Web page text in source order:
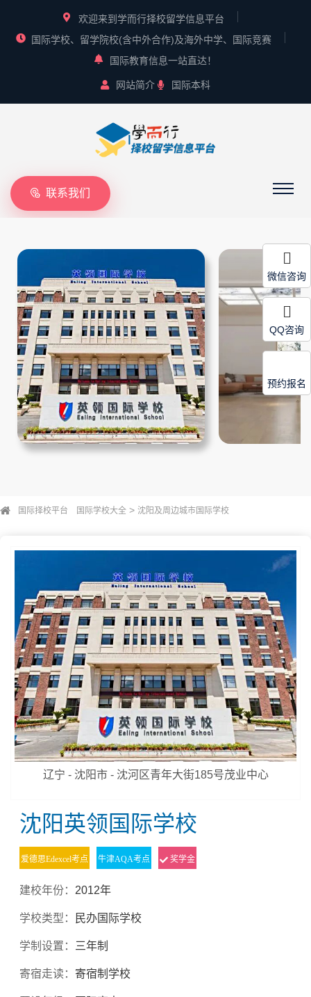
欢迎来到学而行择校留学信息平台
国际学校、留学院校(含中外合作)及海外中学、国际竞赛
国际教育信息一站直达！
网站简介 国际本科
联系我们
国际择校平台 国际学校大全 > 沈阳及周边城市国际学校
辽宁 - 沈阳市 - 沈河区青年大街185号茂业中心
沈阳英领国际学校
爱德思Edexcel考点 牛津AQA考点 奖学金
建校年份： 2012年
学校类型： 民办国际学校
学制设置： 三年制
寄宿走读： 寄宿制学校
微信咨询
QQ咨询
预约报名